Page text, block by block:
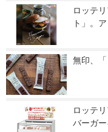
ロッテ
ト」。
無印、
ロッテ
バーガー